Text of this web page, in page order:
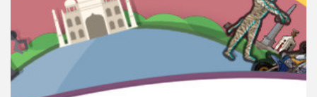
เพล
ย์
ลิ